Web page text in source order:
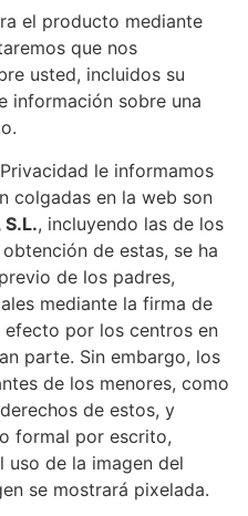
el producto mediante
que nos
usted, incluidos su
información sobre una
le informamos
colgadas en la web son
, incluyendo las de los
de estas, se ha
de los padres,
mediante la firma de
por los centros en
parte. Sin embargo, los
de los menores, como
de estos, y
formal por escrito,
uso de la imagen del
se mostrará pixelada.